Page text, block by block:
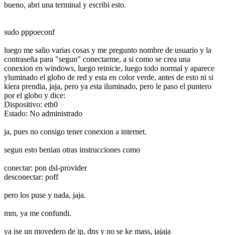
bueno, abri una terminal y escribi esto.
sudo pppoeconf
luego me salio varias cosas y me pregunto nombre de usuario y la
contraseña para "segun" conectarme, a si como se crea una
conexion en windows, luego reinicie, luego todo normal y aparece
yluminado el globo de red y esta en color verde, antes de esto ni si
kiera prendia, jaja, pero ya esta iluminado, pero le paso el puntero
por el globo y dice:
Dispositivo: eth0
Estado: No administrado
ja, pues no consigo tener conexion a internet.
segun esto benian otras instrucciones como
conectar: pon dsl-provider
desconectar: poff
pero los puse y nada, jaja.
mm, ya me confundi.
ya ise un movedero de ip, dns y no se ke mass, jajaja